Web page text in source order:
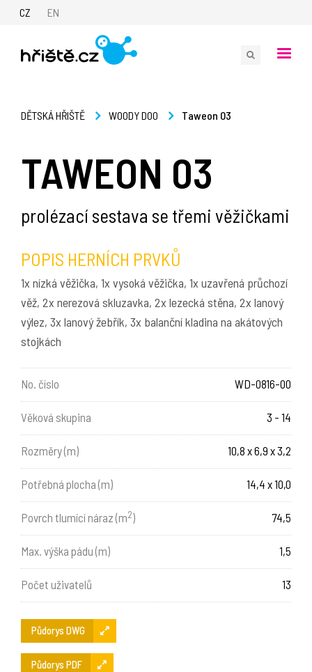
CZ EN
DĚTSKÁ HŘIŠTĚ WOODY DOO Taweon 03
TAWEON 03
prolézací sestava se třemi věžičkami
POPIS HERNÍCH PRVKŮ
1x nízká věžička, 1x vysoká věžička, 1x uzavřená průchozí
věž, 2x nerezová skluzavka, 2x lezecká stěna, 2x lanový
výlez, 3x lanový žebřík, 3x balanční kladina na akátových
stojkách
No. číslo WD-0816-00
Věková skupina 3 - 14
Rozměry (m) 10,8 x 6,9 x 3,2
Potřebná plocha (m) 14,4 x 10,0
Povrch tlumící náraz (m2) 74,5
Max. výška pádu (m) 1,5
Počet uživatelů 13
Půdorys DWG
Půdorys PDF